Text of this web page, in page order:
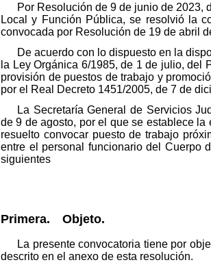
Por Resolución de 9 de junio de 2023,
Local y Función Pública, se resolvió la
convocada por Resolución de 19 de abril
De acuerdo con lo dispuesto en la
la Ley Orgánica 6/1985, de 1 de julio, del
provisión de puestos de trabajo y
por el Real Decreto 1451/2005, de 7 de
La Secretaría General de Servicios
de 9 de agosto, por el que se establece
resuelto convocar puesto de trabajo
entre el personal funcionario del Cuerpo
siguientes
Primera. Objeto.
La presente convocatoria tiene por
descrito en el anexo de esta resolución.